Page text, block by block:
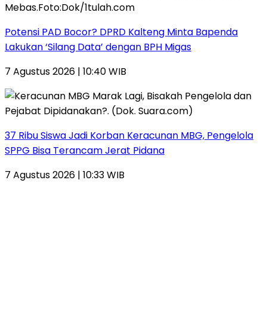
Potensi PAD Bocor? DPRD Kalteng Minta Bapenda
Lakukan ‘Silang Data’ dengan BPH Migas
7 Agustus 2026 | 10:40 WIB
37 Ribu Siswa Jadi Korban Keracunan MBG, Pengelola
SPPG Bisa Terancam Jerat Pidana
7 Agustus 2026 | 10:33 WIB